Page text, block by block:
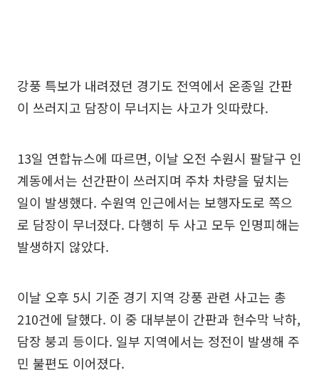
강풍 특보가 내려졌던 경기도 전역에서 온종일 간판
이 쓰러지고 담장이 무너지는 사고가 잇따랐다.
13일 연합뉴스에 따르면, 이날 오전 수원시 팔달구 인
계동에서는 선간판이 쓰러지며 주차 차량을 덮치는
일이 발생했다. 수원역 인근에서는 보행자도로 쪽으
로 담장이 무너졌다. 다행히 두 사고 모두 인명피해는
발생하지 않았다.
이날 오후 5시 기준 경기 지역 강풍 관련 사고는 총
210건에 달했다. 이 중 대부분이 간판과 현수막 낙하,
담장 붕괴 등이다. 일부 지역에서는 정전이 발생해 주
민 불편도 이어졌다.